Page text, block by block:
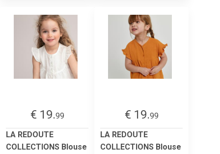
€ 19.99
LA REDOUTE
COLLECTIONS Blouse
€ 19.99
LA REDOUTE
COLLECTIONS Blouse